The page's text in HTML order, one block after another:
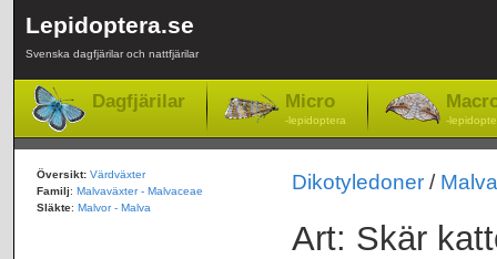
Lepidoptera.se
Svenska dagfjärilar och nattfjärilar
Dagfjärilar Micro
-lepidoptera -
Dikotyledoner/
Art: Skär
Översikt: Värdväxter
Familj: Malvaväxter - Malvaceae
Släkte: Malvor - Malva